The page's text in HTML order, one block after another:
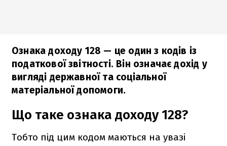
Ознака доходу 128 — це один з кодів із
податкової звітності. Він означає дохід у
вигляді державної та соціальної
матеріальної допомоги.
Що таке ознака доходу 128?
Тобто під цим кодом маються на увазі